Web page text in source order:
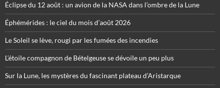
Éclipse du 12 août : un avion de la NASA dans l’ombre de la Lune
Éphémérides : le ciel du mois d’août 2026
Le Soleil se lève, rougi par les fumées des incendies
L’étoile compagnon de Bételgeuse se dévoile un peu plus
Sur la Lune, les mystères du fascinant plateau d’Aristarque